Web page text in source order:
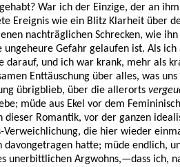
War ich der Einzige, der an
Ereignis wie ein Blitz Klarheit über
nachträglichen Schrecken, wie
ungeheure Gefahr gelaufen ist. Als
darauf, und ich war krank, mehr als
Enttäuschung über alles, was
übrigblieb, über die allerorts
müde aus Ekel vor dem
dieser Romantik, vor der ganzen
Verweichlichung, die hier wieder
davongetragen hatte; müde endlich,
unerbittlichen Argwohns,—dass ich,